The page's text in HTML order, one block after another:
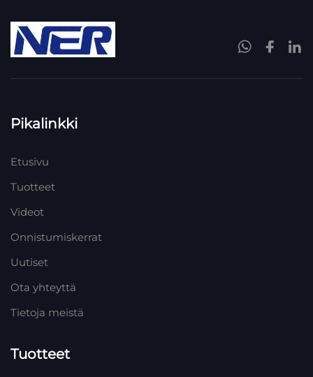
Pikalinkki
Etusivu
Tuotteet
Videot
Onnistumiskerrat
Uutiset
Ota yhteyttä
Tietoja meistä
Tuotteet